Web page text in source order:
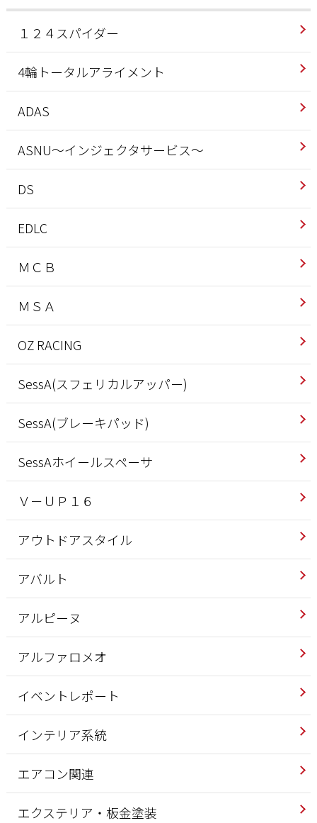
１２４スパイダー
4輪トータルアライメント
ADAS
ASNU～インジェクタサービス～
DS
EDLC
ＭＣＢ
ＭＳＡ
OZ RACING
SessA(スフェリカルアッパー)
SessA(ブレーキパッド)
SessAホイールスペーサ
Ｖ－ＵＰ１６
アウトドアスタイル
アバルト
アルピーヌ
アルファロメオ
イベントレポート
インテリア系統
エアコン関連
エクステリア・板金塗装